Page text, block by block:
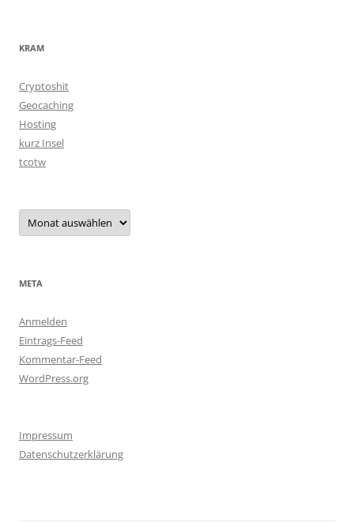
KRAM
Cryptoshit
Geocaching
Hosting
kurz Insel
tcotw
Archiv
META
Anmelden
Eintrags-Feed
Kommentar-Feed
WordPress.org
Impressum
Datenschutzerklärung